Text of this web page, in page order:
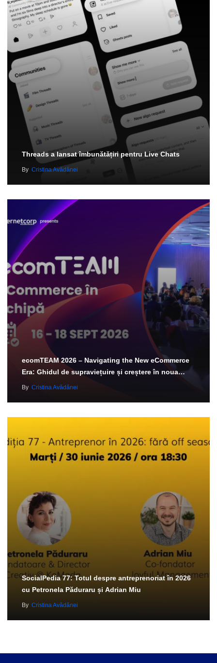
Threads a lansat îmbunătățiri pentru Live Chats
By Cristina Avădănei
ecomTEAM 2026 – Navigating the New eCommerce
Era: Ghidul de supraviețuire și creștere în noua…
By Cristina Avădănei
SocialPedia 77: Totul despre antreprenoriat în 2026
cu Petronela Păduraru și Adrian Miu
By Cristina Avădănei